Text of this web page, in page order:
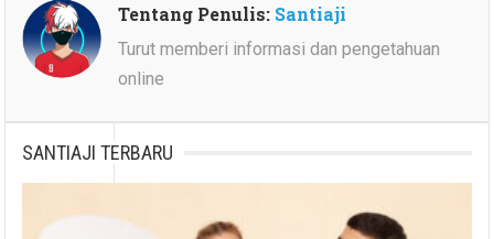
Tentang Penulis: Santiaji
Turut memberi informasi dan pengetahuan
online
SANTIAJI TERBARU